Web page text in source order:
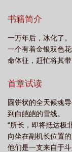
罗大陆IV终极斗罗实体书
斗罗 笔趣阁免费阅读无弹
罗最新章节 斗罗大
阅读 斗罗大陆iv终极
大陆iv终极斗罗笔趣阁最
极斗罗免费阅读全文笔趣
阁无弹窗 斗罗大陆IV
表 斗罗大陆IV终极斗
书籍简介
一万年后，冰化了
一个有着金银双色
命体征，赶忙将其
首章试读
圆饼状的全天候魂
到白皑皑的雪线。
“所长，即将抵达极
向坐在副机长位置的
他们是一支来自于